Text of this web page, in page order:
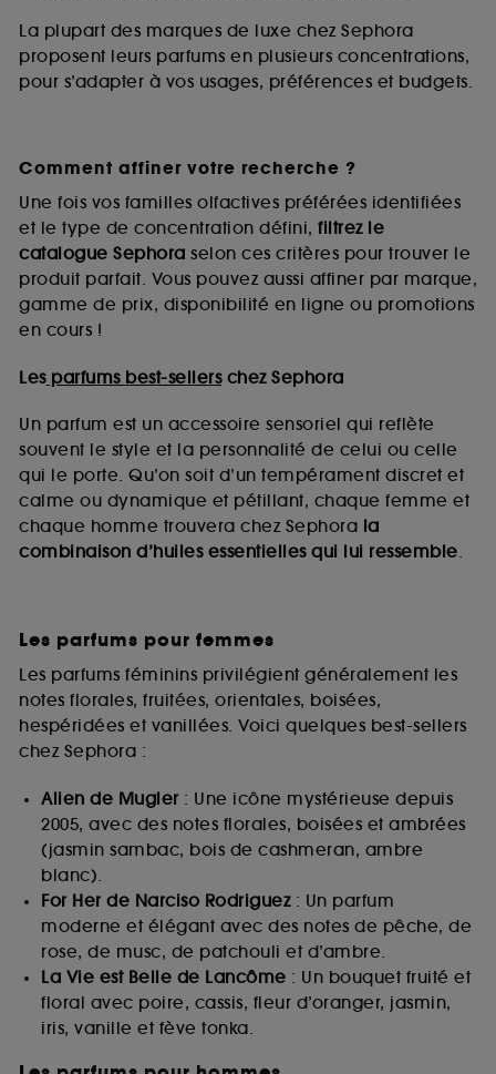
La plupart des marques de luxe chez Sephora
proposent leurs parfums en plusieurs concentrations,
pour s’adapter à vos usages, préférences et budgets.
Comment affiner votre recherche ?
Une fois vos familles olfactives préférées identifiées
et le type de concentration défini, filtrez le
catalogue Sephora selon ces critères pour trouver le
produit parfait. Vous pouvez aussi affiner par marque,
gamme de prix, disponibilité en ligne ou promotions
en cours !
Lesparfums best-sellerschez Sephora
Un parfum est un accessoire sensoriel qui reflète
souvent le style et la personnalité de celui ou celle
qui le porte. Qu’on soit d’un tempérament discret et
calme ou dynamique et pétillant, chaque femme et
chaque homme trouvera chez Sephora la
combinaison d’huiles essentielles qui lui ressemble.
Les parfums pour femmes
Les parfums féminins privilégient généralement les
notes florales, fruitées, orientales, boisées,
hespéridées et vanillées. Voici quelques best-sellers
chez Sephora :
Alien de Mugler: Une icône mystérieuse depuis
2005, avec des notes florales, boisées et ambrées
(jasmin sambac, bois de cashmeran, ambre
blanc).
For Her de Narciso Rodriguez: Un parfum
moderne et élégant avec des notes de pêche, de
rose, de musc, de patchouli et d’ambre.
La Vie est Belle de Lancôme : Un bouquet fruité et
floral avec poire, cassis, fleur d’oranger, jasmin,
iris, vanille et fève tonka.